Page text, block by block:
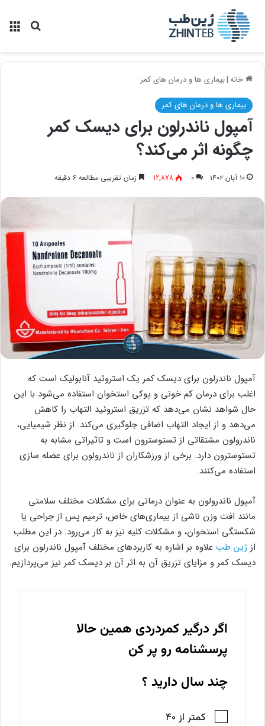
خانه|بیماری ها و درمان های کمر
بیماری ها و درمان های کمر
آمپول ناندرلون برای دیسک کمر
چگونه اثر می‌کند؟
۱۰ آبان ۱۴۰۲ ۰ 12,878 زمان تقریبی مطالعه ۶ دقیقه
آمپول ناندرلون برای دیسک کمر یک استروئید آنابولیک است که
اغلب برای درمان کم خونی و پوکی استخوان استفاده می‌شود با این
حال شواهد نشان می‌دهد که تزریق استروئید التهاب را کاهش
می‌دهد و از ایجاد التهاب اضافی جلوگیری می‌کند. از نظر شیمیایی،
ناندرولون مشتقاتی از تستوسترون است و تاثیراتی مشابه به
تستوسترون دارد. برخی از ورزشکاران از ناندرولون برای عضله سازی
استفاده می‌کنند.
آمپول ناندرولون به عنوان درمانی برای مشکلات مختلف سلامتی
مانند افت وزن ناشی از بیماری‌های خاص، ترمیم پس از جراحی یا
شکستگی استخوان، و مشکلات کلیه نیز به کار می‌رود. در این مطلب
از ژین طب علاوه بر اشاره به کاربردهای مختلف آمپول ناندرلون برای
دیسک کمر و مزایای تزریق آن به اثر آن بر دیسک کمر نیز می‌پردازیم.